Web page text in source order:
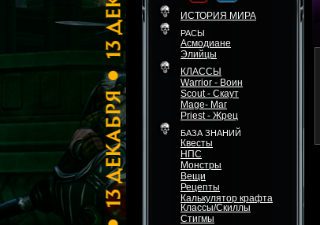
ИСТОРИЯ МИРА
РАСЫ
Асмодиане
Элийцы
КЛАССЫ
Warrior - Воин
Scout - Скаут
Mage- Маг
Priest - Жрец
БАЗА ЗНАНИЙ
Квесты
НПС
Монстры
Вещи
Рецепты
Калькулятор крафта
Классы/Скиллы
Стигмы